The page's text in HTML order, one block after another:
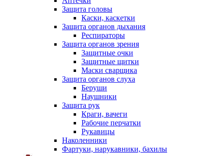
Защита головы
Каски, каскетки
Защита органов дыхания
Респираторы
Защита органов зрения
Защитные очки
Защитные щитки
Маски сварщика
Защита органов слуха
Беруши
Наушники
Защита рук
Краги, вачеги
Рабочие перчатки
Рукавицы
Наколенники
Фартуки, нарукавники, бахилы